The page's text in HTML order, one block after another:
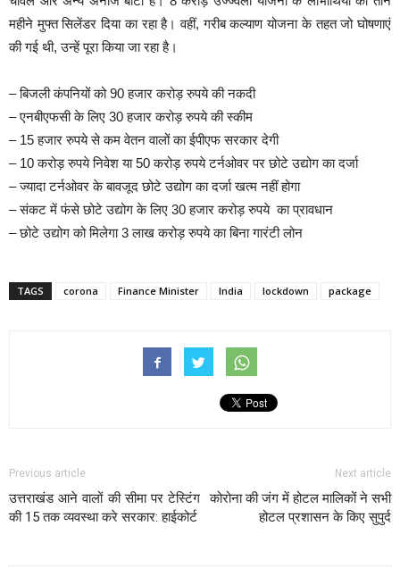
महीने मुफ्त सिलेंडर दिया का रहा है। वहीं, गरीब कल्याण योजना के तहत जो घोषणाएं
की गई थी, उन्हें पूरा किया जा रहा है।
– बिजली कंपनियों को 90 हजार करोड़ रुपये की नकदी
– एनबीएफसी के लिए 30 हजार करोड़ रुपये की स्‍कीम
– 15 हजार रुपये से कम वेतन वालों का ईपीएफ सरकार देगी
– 10 करोड़ रुपये निवेश या 50 करोड़ रुपये टर्नओवर पर छोटे उद्योग का दर्जा
– ज्यादा टर्नओवर के बावजूद छोटे उद्योग का दर्जा खत्म नहीं होगा
– संकट में फंसे छोटे उद्योग के लिए 30 हजार करोड़ रुपये का प्रावधान
– छोटे उद्योग को मिलेगा 3 लाख करोड़ रुपये का बिना गारंटी लोन
TAGS corona Finance Minister India lockdown package
Previous article
उत्तराखंड आने वालों की सीमा पर टेस्टिंग
की 15 तक व्यवस्था करे सरकार: हाईकोर्ट
Next article
कोरोना की जंग में होटल मालिकों ने सभी
होटल प्रशासन के किए सुपुर्द